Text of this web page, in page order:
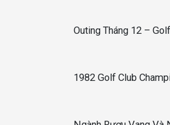
Outing Tháng 12 –
1982 Golf Club